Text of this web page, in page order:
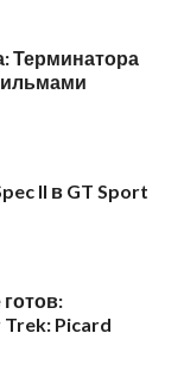
Терминатора
II в GT Sport
Picard